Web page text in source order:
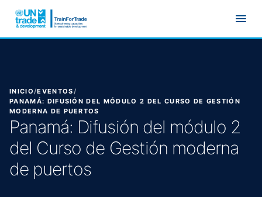
INICIO/EVENTOS/
PANAMÁ: DIFUSIÓN DEL MÓDULO 2 DEL CURSO DE GESTIÓN
MODERNA DE PUERTOS
Panamá: Difusión del módulo 2
del Curso de Gestión moderna
de puertos